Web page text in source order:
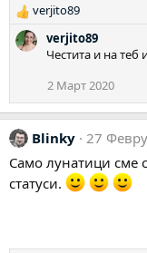
Р
е
а
и
:
verjito89
verjito89
Честита и на
2 Март 2020
Blinky
27
Само лунатици сме
статуси.